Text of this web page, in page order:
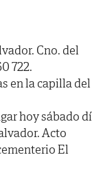
Cno. del
722.
en la capilla del
hoy sábado
Acto
El